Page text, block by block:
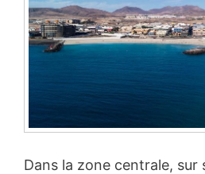
Dans la zone centrale, sur